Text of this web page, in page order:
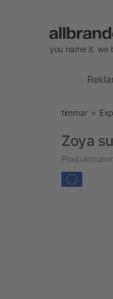
you name it. we
timmar
Zoya